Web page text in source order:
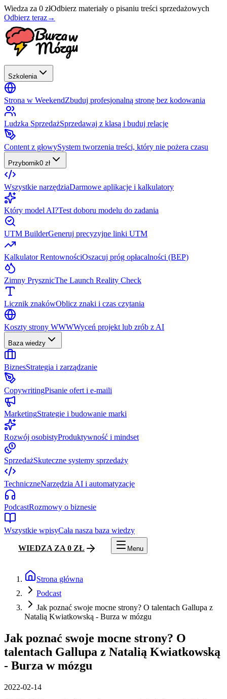
Wiedza za 0 złOdbierz materiały o pisaniu treści sprzedażowych
Odbierz teraz→
Szkolenia
Strona w WeekendZbuduj profesjonalną stronę bez kodowania
Ludzka SprzedażSprzedawaj z klasą i buduj relacje
Content z głowySystem tworzenia treści, który nie pożera czasu
Przybornik0 zł
Wszystkie narzędziaDarmowe aplikacje i kalkulatory
Który model AI?Test doboru modelu do zadania
UTM BuilderGeneruj precyzyjne linki UTM
Kalkulator RentownościOszacuj próg opłacalności (BEP)
Zimny PrysznicThe Launch Reality Check
Licznik znakówOblicz znaki i czas czytania
Koszty strony WWWWyceń projekt lub zrób z AI
Baza wiedzy
BiznesStrategia i zarządzanie
CopywritingPisanie ofert i e-maili
MarketingStrategie i budowanie marki
Rozwój osobistyProduktywność i mindset
SprzedażSkuteczne systemy sprzedaży
TechniczneNarzędzia AI i automatyzacje
PodcastRozmowy o biznesie
Wszystkie wpisyCała nasza baza wiedzy
WIEDZA ZA 0 ZŁ Menu
Strona główna
Podcast
Jak poznać swoje mocne strony? O talentach Gallupa z
Natalią Kwiatkowską - Burza w mózgu
Jak poznać swoje mocne strony? O
talentach Gallupa z Natalią Kwiatkowską
- Burza w mózgu
2022-02-14